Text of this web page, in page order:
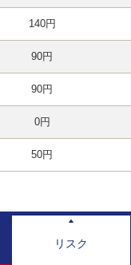
140円
90円
90円
0円
50円
リスク